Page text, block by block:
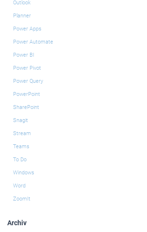
Outlook
Planner
Power Apps
Power Automate
Power BI
Power Pivot
Power Query
PowerPoint
SharePoint
Snagit
Stream
Teams
To Do
Windows
Word
ZoomIt
Archiv